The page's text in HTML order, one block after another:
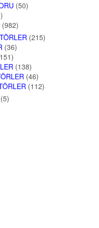
(50)
(982)
(215)
(36)
(138)
(46)
(112)
(5)